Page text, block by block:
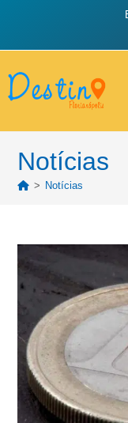
Notícias
> Notícias